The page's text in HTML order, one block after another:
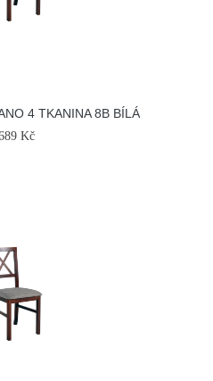
4 TKANINA 8B BÍLÁ
Kč